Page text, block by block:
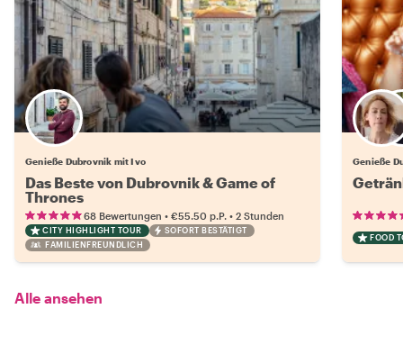
Genieße Dubrovnik mit Ivo
Das Beste von Dubrovnik & Game of
Thrones
68 Bewertungen • €55.50 p.P. • 2 Stunden
CITY HIGHLIGHT TOUR
SOFORT BESTÄTIGT
FAMILIENFREUNDLICH
Genieße
FOOD
Alle ansehen